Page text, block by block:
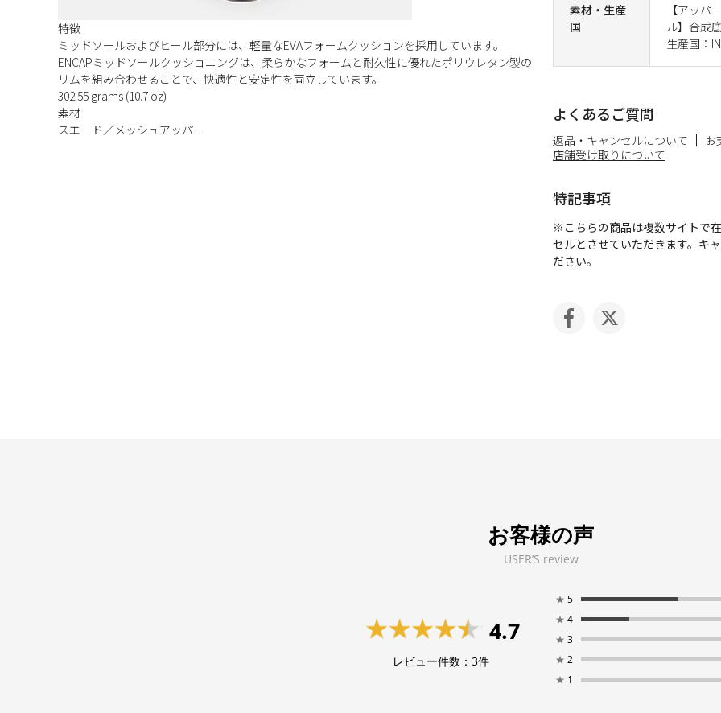
特徴
ミッドソールおよびヒール部分には、軽量なEVAフォームクッションを採用しています。
ENCAPミッドソールクッショニングは、柔らかなフォームと耐久性に優れたポリウレタン製の
リムを組み合わせることで、快適性と安定性を両立しています。
302.55 grams (10.7 oz)
素材
スエード／メッシュアッパー
素材・生産
国
【アッ
ル】合成
生産国：
よくあるご質問
返品・キャンセルについて
お
店舗受け取りについて
特記事項
※こちらの商品は複数サイトで
セルとさせていただきます。キ
ださい。
お客様の声
USER’S review
4.7
レビュー件数：3件
★ 5
★ 4
★ 3
★ 2
★ 1